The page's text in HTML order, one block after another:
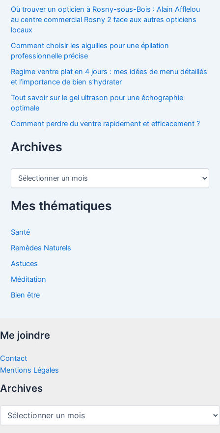
Où trouver un opticien à Rosny-sous-Bois : Alain Afflelou
au centre commercial Rosny 2 face aux autres opticiens
locaux
Comment choisir les aiguilles pour une épilation
professionnelle précise
Regime ventre plat en 4 jours : mes idées de menu détaillés
et l’importance de bien s’hydrater
Tout savoir sur le gel ultrason pour une échographie
optimale
Comment perdre du ventre rapidement et efficacement ?
Archives
A
h
i
e
Mes thématiques
Santé
Remèdes Naturels
Astuces
Méditation
Bien être
Me joindre
Contact
Mentions Légales
Archives